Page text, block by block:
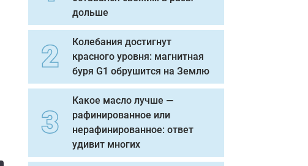
дольше
Колебания достигнут
красного уровня: магнитная
буря G1 обрушится на Землю
Какое масло лучше —
рафинированное или
нерафинированное: ответ
удивит многих